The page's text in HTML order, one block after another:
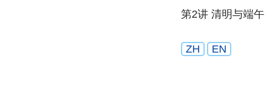
第2讲 清明与端午
ZH EN